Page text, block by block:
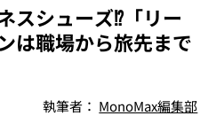
スシューズ⁉「リー
は職場から旅先まで
執筆者： MonoMax編集部